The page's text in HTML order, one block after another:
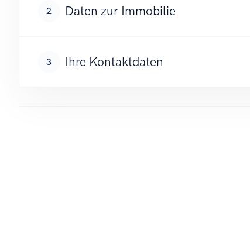
2 Daten zur Immobilie
3 Ihre Kontaktdaten